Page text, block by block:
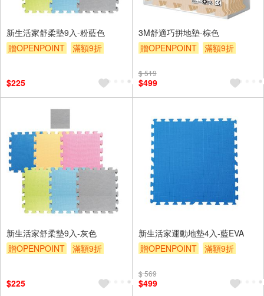
新生活家舒柔墊9入-粉藍色
贈OPENPOINT
滿額9折
$225
3M舒適巧拼地墊-棕色
贈OPENPOINT
滿額9折
$ 519
$499
新生活家舒柔墊9入-灰色
贈OPENPOINT
滿額9折
$225
新生活家運動地墊4入-藍EVA
贈OPENPOINT
滿額9折
$ 569
$499